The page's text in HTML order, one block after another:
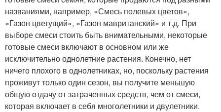
названиями, например, «Смесь полевых цветов»,
«Газон цветущий», «Газон мавританский» и т.д. При
выборе смеси стоить быть внимательными, некоторые
готовые смеси включают в основном или же
исключительно однолетние растения. Конечно, нет
ничего плохого в однолетниках, но, поскольку растения
проживут только один сезон, вы получите меньшую
общую отдачу от затраченных средств, чем от смеси,
которая включает в себя многолетники и двулетники.